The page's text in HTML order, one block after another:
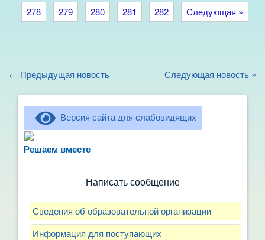
278 279 280 281 282 Следующая »
← Предыдущая новость Следующая новость »
Версия сайта для слабовидящих
Решаем вместерассказать о воспитателях? Знаете, как
Написать сообщение
Сведения об образовательной организации
Информация для поступающих